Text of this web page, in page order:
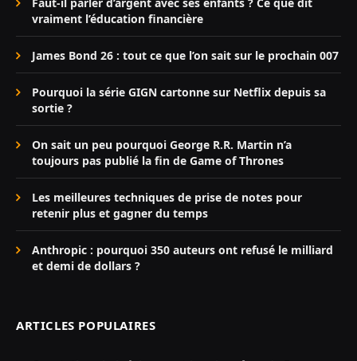
vraiment l’éducation financière
James Bond 26 : tout ce que l’on sait sur le prochain 007
Pourquoi la série GIGN cartonne sur Netflix depuis sa
sortie ?
On sait un peu pourquoi George R.R. Martin n’a
toujours pas publié la fin de Game of Thrones
Les meilleures techniques de prise de notes pour
retenir plus et gagner du temps
Anthropic : pourquoi 350 auteurs ont refusé le milliard
et demi de dollars ?
ARTICLES POPULAIRES